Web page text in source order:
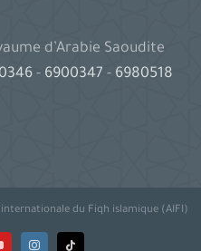
d’Arabie Saoudite
- 6900347- 6980518
du Fiqh islamique (AIFI)